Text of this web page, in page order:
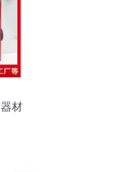
材